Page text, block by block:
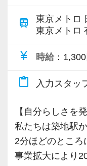
また、内勤だけ
能な限り早期に
す。
税務署OBのベテ
め、より専門的
どを効率的に学
ントです！
【経験よりも質
train
東京メトロ
東京メトロ
currency_yen 時給 ：
content_paste 入力スタッ
【自分らしさを
私たちは築地駅
2分ほどのところ
事業拡大により